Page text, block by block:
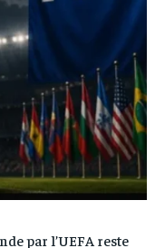
par l’UEFA reste